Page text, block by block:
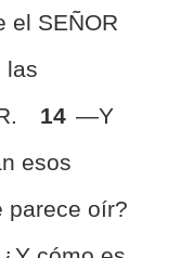
el SEÑOR
las
14 —Y
esos
parece oír?